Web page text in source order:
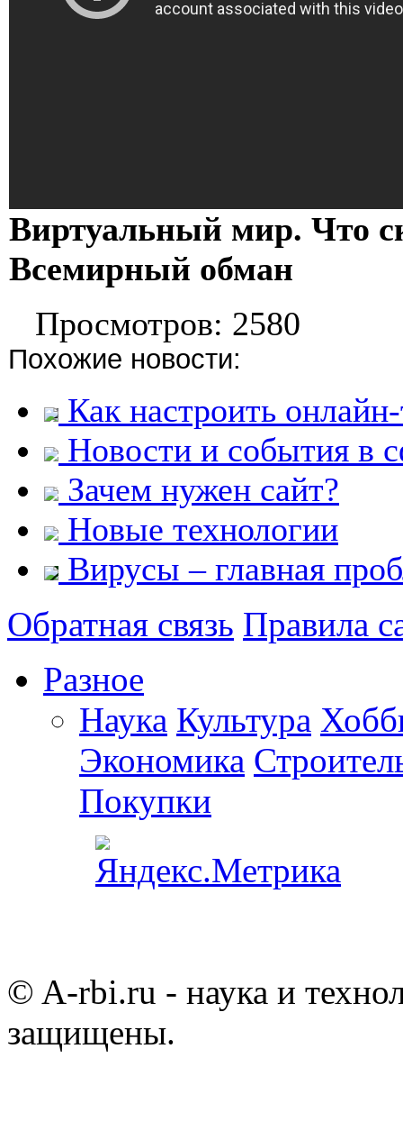
Виртуальный мир. Что
Всемирный обман
Просмотров: 2580
Похожие новости:
Как настроить
Новости и события в
Зачем нужен сайт?
Новые технологии
Вирусы – главная
Обратная связь Правила
Разное
Наука Культура
Экономика
Покупки
© A-rbi.ru - наука и
защищены.